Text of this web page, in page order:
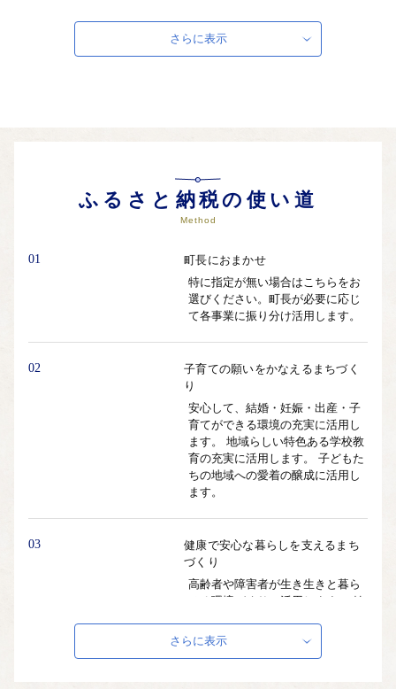
ら連綿と受け継がれてきた田園風景を眺めると、原点回帰とも
呼べるような悠久の歴史を体感することができます。
さらに表示
ふるさと納税の使い道
Method
01
町長におまかせ
特に指定が無い場合はこちらをお
選びください。町長が必要に応じ
て各事業に振り分け活用します。
02
子育ての願いをかなえるまちづく
り
安心して、結婚・妊娠・出産・子
育てができる環境の充実に活用し
ます。 地域らしい特色ある学校教
育の充実に活用します。 子どもた
ちの地域への愛着の醸成に活用し
ます。
03
健康で安心な暮らしを支えるまち
づくり
高齢者や障害者が生き生きと暮ら
せる環境づくりに活用します。 健
に医療環境づくりに活用します。
地域で支え合う取り組みを構築
さらに表示